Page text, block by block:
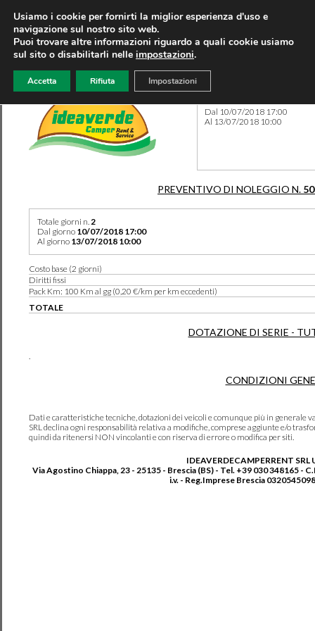
Dal 10/07/2018 17:00
Al 13/07/2018 10:00
PREVENTIVO DI NOLEGGIO N.
Totale giorni n.2
Dal giorno 10/07/2018 17:00
Al giorno 13/07/2018 10:00
Costo base (2 giorni)
Diritti fissi
Pack Km: 100 Km al gg (0,20 €/km per km eccedenti)
TOTALE
DOTAZIONE DI SERIE -
.
CONDIZIONI
Dati e caratteristiche tecniche, dotazioni dei veicoli e comunque più in generale
SRL declina ogni responsabilità relativa a modifiche, comprese aggiunte e/o
quindi da ritenersi NON vincolanti e con riserva di errore o modifica per siti.
IDEAVERDECAMPERRENT SRL
Via Agostino Chiappa, 23 - 25135 - Brescia (BS) - Tel. +39 030 348165 -
i.v. - Reg.Imprese Brescia
Usiamo i cookie per fornirti la miglior esperienza d'uso e
navigazione sul nostro sito web.
Puoi trovare altre informazioni riguardo a quali cookie usiamo
sul sito o disabilitarli nelle impostazioni.
Accetta Rifiuta Impostazioni